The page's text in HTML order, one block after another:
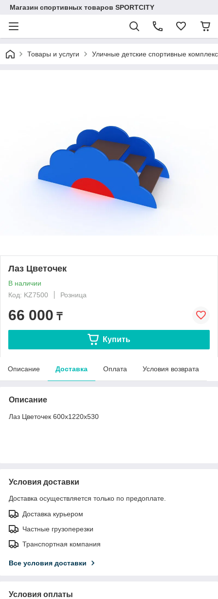
Магазин спортивных товаров SPORTCITY
Товары и услуги Уличные детские спортивные
Лаз Цветочек
В наличии
Код: KZ7500
Розница
66 000 ₸
Купить
Описание Доставка Оплата Условия возврата
Описание
Лаз Цветочек 600х1220х530
Условия доставки
Доставка осуществляется только по предоплате.
Доставка курьером
Частные грузоперезки
Транспортная компания
Все условия доставки
Условия оплаты